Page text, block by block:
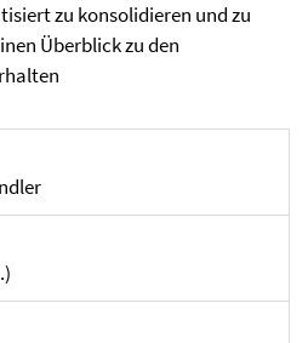
zu konsolidieren und zu
Überblick zu den